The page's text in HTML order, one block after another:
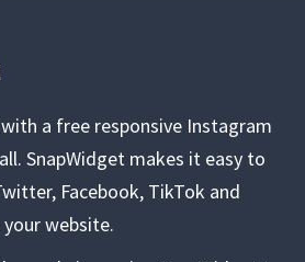
a free responsive Instagram
SnapWidget makes it easy to
Facebook, TikTok and
website.